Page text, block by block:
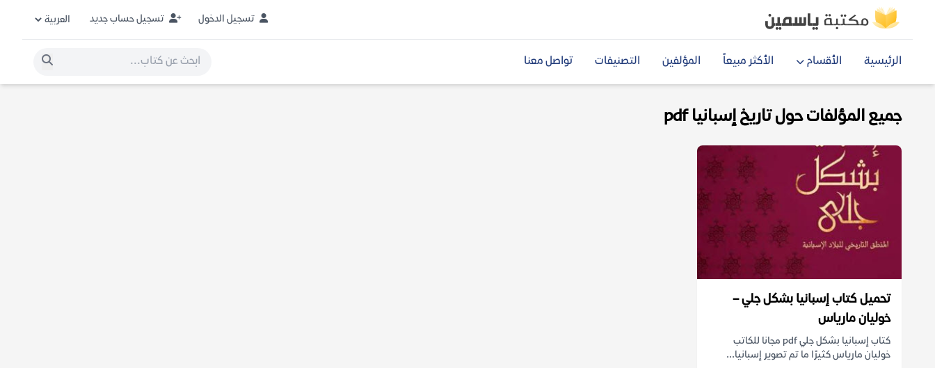
تسجيل الدخول تسجيل حساب جديد
الرئيسية الأقسام الأكثر مبيعاً المؤلفين التصنيفات تواصل معنا
جميع المؤلفات حول تاريخ إسبانيا pdf
تحميل كتاب إسبانيا بشكل جلي –
خوليان مارياس
كتاب إسبانيا بشكل جلي pdf مجانا للكاتب
خوليان مارياس كثيرًا ما تم تصوير إسبانيا...